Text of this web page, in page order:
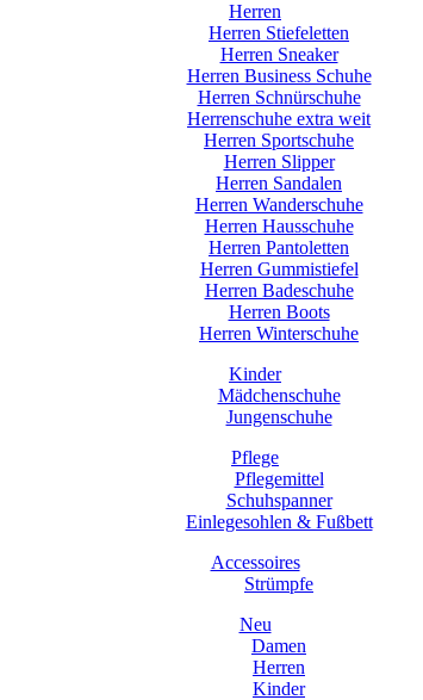
Herren
Herren Stiefeletten
Herren Sneaker
Herren Business Schuhe
Herren Schnürschuhe
Herrenschuhe extra weit
Herren Sportschuhe
Herren Slipper
Herren Sandalen
Herren Wanderschuhe
Herren Hausschuhe
Herren Pantoletten
Herren Gummistiefel
Herren Badeschuhe
Herren Boots
Herren Winterschuhe
Kinder
Mädchenschuhe
Jungenschuhe
Pflege
Pflegemittel
Schuhspanner
Einlegesohlen & Fußbett
Accessoires
Strümpfe
Neu
Damen
Herren
Kinder